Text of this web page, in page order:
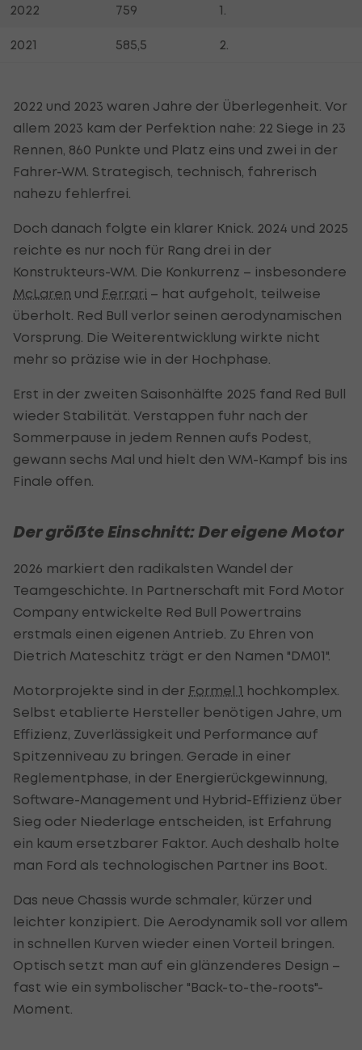
2022 759 1.
2021 585,5 2.
2022 und 2023 waren Jahre der Überlegenheit. Vor
allem 2023 kam der Perfektion nahe: 22 Siege in 23
Rennen, 860 Punkte und Platz eins und zwei in der
Fahrer-WM. Strategisch, technisch, fahrerisch
nahezu fehlerfrei.
Doch danach folgte ein klarer Knick. 2024 und 2025
reichte es nur noch für Rang drei in der
Konstrukteurs-WM. Die Konkurrenz – insbesondere
McLaren und Ferrari – hat aufgeholt, teilweise
überholt. Red Bull verlor seinen aerodynamischen
Vorsprung. Die Weiterentwicklung wirkte nicht
mehr so präzise wie in der Hochphase.
Erst in der zweiten Saisonhälfte 2025 fand Red Bull
wieder Stabilität. Verstappen fuhr nach der
Sommerpause in jedem Rennen aufs Podest,
gewann sechs Mal und hielt den WM-Kampf bis ins
Finale offen.
Der größte Einschnitt: Der eigene Motor
2026 markiert den radikalsten Wandel der
Teamgeschichte. In Partnerschaft mit Ford Motor
Company entwickelte Red Bull Powertrains
erstmals einen eigenen Antrieb. Zu Ehren von
Dietrich Mateschitz trägt er den Namen "DM01".
Motorprojekte sind in der Formel 1 hochkomplex.
Selbst etablierte Hersteller benötigen Jahre, um
Effizienz, Zuverlässigkeit und Performance auf
Spitzenniveau zu bringen. Gerade in einer
Reglementphase, in der Energierückgewinnung,
Software-Management und Hybrid-Effizienz über
Sieg oder Niederlage entscheiden, ist Erfahrung
ein kaum ersetzbarer Faktor. Auch deshalb holte
man Ford als technologischen Partner ins Boot.
Das neue Chassis wurde schmaler, kürzer und
leichter konzipiert. Die Aerodynamik soll vor allem
in schnellen Kurven wieder einen Vorteil bringen.
Optisch setzt man auf ein glänzenderes Design –
fast wie ein symbolischer "Back-to-the-roots"-
Moment.